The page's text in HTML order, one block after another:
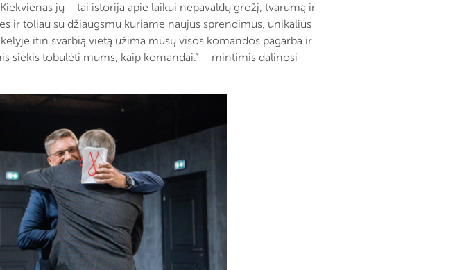
jų – tai istorija apie laikui nepavaldų grožį, tvarumą ir
ir toliau su džiaugsmu kuriame naujus sprendimus, unikalius
itin svarbią vietą užima mūsų visos komandos pagarba ir
siekis tobulėti mums, kaip komandai.“ – mintimis dalinosi